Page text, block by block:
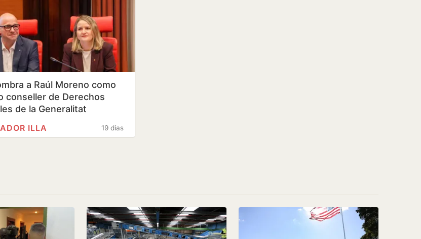
a Raúl Moreno como
conseller de Derechos
de la Generalitat
19 días
ILLA